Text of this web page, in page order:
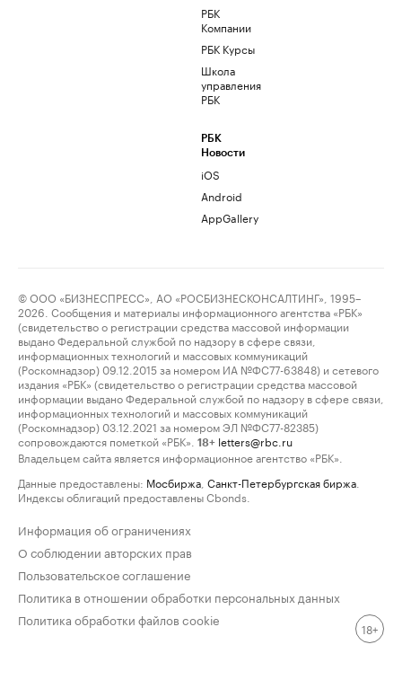
РБК
Компании
РБК Курсы
Школа
управления
РБК
РБК
Новости
iOS
Android
AppGallery
© ООО «БИЗНЕСПРЕСС», АО «РОСБИЗНЕСКОНСАЛТИНГ», 1995–
2026. Сообщения и материалы информационного агентства «РБК»
(свидетельство о регистрации средства массовой информации
выдано Федеральной службой по надзору в сфере связи,
информационных технологий и массовых коммуникаций
(Роскомнадзор) 09.12.2015 за номером ИА №ФС77-63848) и сетевого
издания «РБК» (свидетельство о регистрации средства массовой
информации выдано Федеральной службой по надзору в сфере связи,
информационных технологий и массовых коммуникаций
(Роскомнадзор) 03.12.2021 за номером ЭЛ №ФС77-82385)
сопровождаются пометкой «РБК».
18+ letters@rbc.ru
Владельцем сайта является информационное агентство «РБК».
Данные предоставлены: Мосбиржа Санкт-Петербургская биржа
Индексы облигаций предоставлены Cbonds.
Информация об ограничениях
О соблюдении авторских прав
Пользовательское соглашение
Политика в отношении обработки персональных данных
Политика обработки файлов cookie
18+